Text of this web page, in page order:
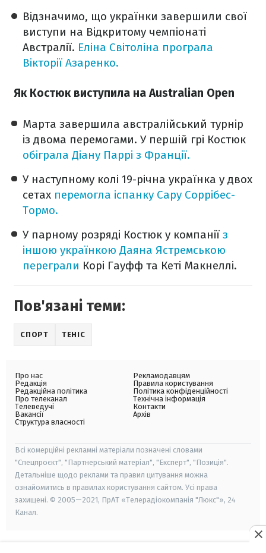
Відзначимо, що українки завершили свої
виступи на Відкритому чемпіонаті
Австралії. Еліна Світоліна програла
Вікторії Азаренко.
Як Костюк виступила на Australian Open
Марта завершила австралійський турнір
із двома перемогами. У першій грі Костюк
обіграла Діану Паррі з Франції.
У наступному колі 19-річна українка у двох
сетах перемогла іспанку Сару Соррібес-
Тормо.
У парному розряді Костюк у компанії з
іншою українкою Даяна Ястремською
переграли Корі Гауфф та Кеті Макнеллі.
Пов'язані теми:
СПОРТ ТЕНІС
Про нас
Редакція
Редакційна політика
Про телеканал
Телеведучі
Вакансії
Структура власності
Рекламодавцям
Правила користування
Політика конфіденційності
Технічна інформація
Контакти
Архів
Всі комерційні рекламні матеріали позначені словами
"Спецпроєкт", "Партнерський матеріал", "Експерт", "Позиція".
Детальніше щодо реклами та правил цитування можна
ознайомитись в правилах користування сайтом. Усі права
захищені. © 2005—2021, ПрАТ «Телерадіокомпанія "Люкс"», 24
Канал.